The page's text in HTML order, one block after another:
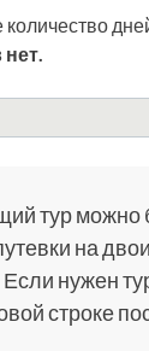
тур можно
на
нужен
строке